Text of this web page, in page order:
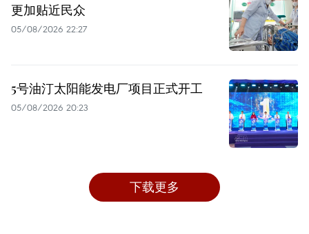
更加贴近民众
05/08/2026 22:27
5号油汀太阳能发电厂项目正式开工
05/08/2026 20:23
下载更多